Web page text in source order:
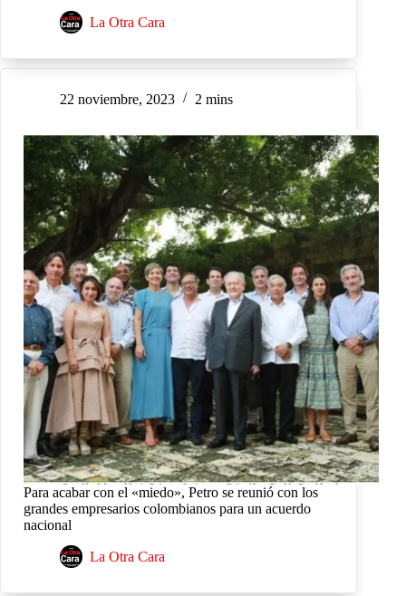
La Otra Cara
22 noviembre, 2023 2 mins
Para acabar con el «miedo», Petro se reunió con los
grandes empresarios colombianos para un acuerdo
nacional
La Otra Cara